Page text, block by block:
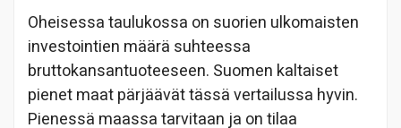
Oheisessa taulukossa on suorien ulkomaisten
investointien määrä suhteessa
bruttokansantuoteeseen. Suomen kaltaiset
pienet maat pärjäävät tässä vertailussa hyvin.
Pienessä maassa tarvitaan ja on tilaa